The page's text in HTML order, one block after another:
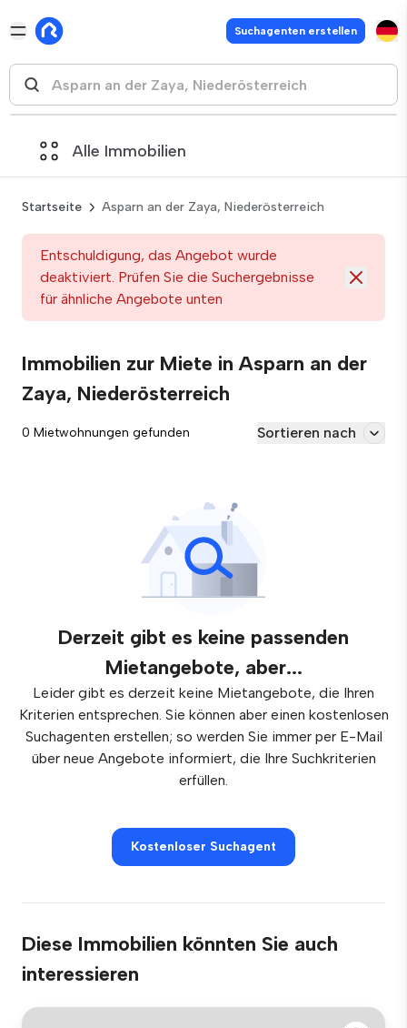
Suchagenten erstellen
Alle Immobilien
Startseite Asparn an der Zaya, Niederösterreich
Entschuldigung, das Angebot wurde
deaktiviert. Prüfen Sie die Suchergebnisse
für ähnliche Angebote unten
Immobilien zur Miete in Asparn an der
Zaya, Niederösterreich
0 Mietwohnungen gefunden Sortieren nach
Derzeit gibt es keine passenden
Mietangebote, aber...
Leider gibt es derzeit keine Mietangebote, die Ihren
Kriterien entsprechen. Sie können aber einen kostenlosen
Suchagenten erstellen; so werden Sie immer per E-Mail
über neue Angebote informiert, die Ihre Suchkriterien
erfüllen.
Kostenloser Suchagent
Diese Immobilien könnten Sie auch
interessieren